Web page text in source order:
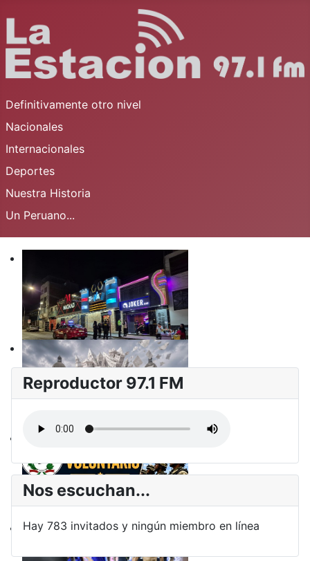
Definitivamente otro nivel
Nacionales
Internacionales
Deportes
Nuestra Historia
Un Peruano...
Reproductor 97.1 FM
Nos escuchan...
Hay 783 invitados y ningún miembro en línea